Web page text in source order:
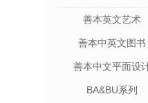
善本英文艺术
善本中英文图书
善本中文平面设
BA&BU系列